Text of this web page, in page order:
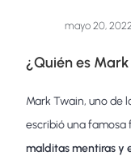
mayo 20, 2022
¿Quién es
Mark Twain, uno de
escribió una famosa
malditas mentiras y